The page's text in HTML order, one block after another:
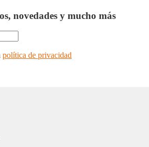
novedades y mucho más
política de privacidad